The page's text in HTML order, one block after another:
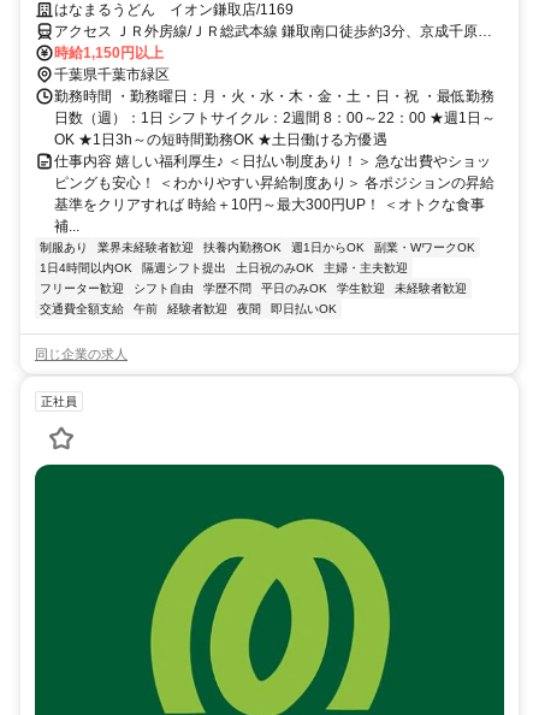
ッシュワークにオススメ★
はなまるうどん イオン鎌取店/1169
アクセス ＪＲ外房線/ＪＲ総武本線 鎌取南口徒歩約3分、京成千原線
学園前（千葉県）出入口1徒歩約25分、京成千原線 おゆみ野北口徒歩
約28分 外房線鎌取駅より徒歩1分
時給1,150円以上
千葉県千葉市緑区
勤務時間 ・勤務曜日：月・火・水・木・金・土・日・祝 ・最低勤務
日数（週）：1日 シフトサイクル：2週間 8：00～22：00 ★週1日～
OK ★1日3h～の短時間勤務OK ★土日働ける方優遇
仕事内容 嬉しい福利厚生♪ ＜日払い制度あり！＞ 急な出費やショッ
ピングも安心！ ＜わかりやすい昇給制度あり＞ 各ポジションの昇給
基準をクリアすれば 時給＋10円～最大300円UP！ ＜オトクな食事
補...
制服あり 業界未経験者歓迎 扶養内勤務OK 週1日からOK
副業・WワークOK
1日4時間以内OK
隔週シフト提出 土日祝のみOK
主婦・主夫歓迎
フリーター歓迎
シフト自由 学歴不問 平日のみOK 学生歓迎
未経験者歓迎
交通費全額支給
午前 経験者歓迎 夜間 即日払いOK
同じ企業の求人
正社員